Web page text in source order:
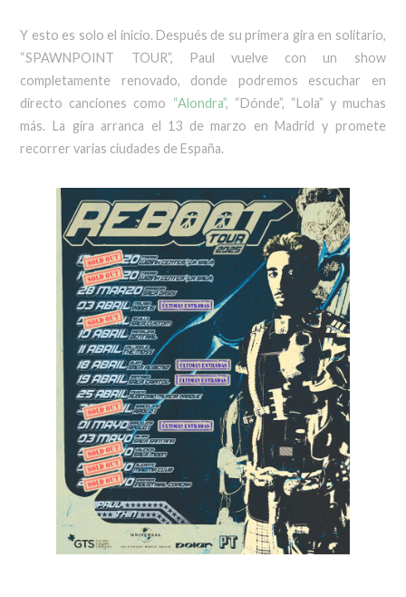
Y esto es solo el inicio. Después de su primera gira en solitario,
“SPAWNPOINT TOUR”, Paul vuelve con un show
completamente renovado, donde podremos escuchar en
directo canciones como “Alondra”, “Dónde”, “Lola” y muchas
más. La gira arranca el 13 de marzo en Madrid y promete
recorrer varias ciudades de España.